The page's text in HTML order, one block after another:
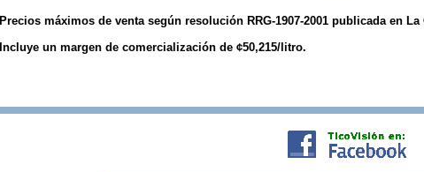
Precios máximos de venta según resolución RRG-1907-2001 publicada en La
Incluye un margen de comercialización de ¢50,215/litro.